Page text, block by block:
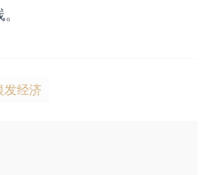
发经济